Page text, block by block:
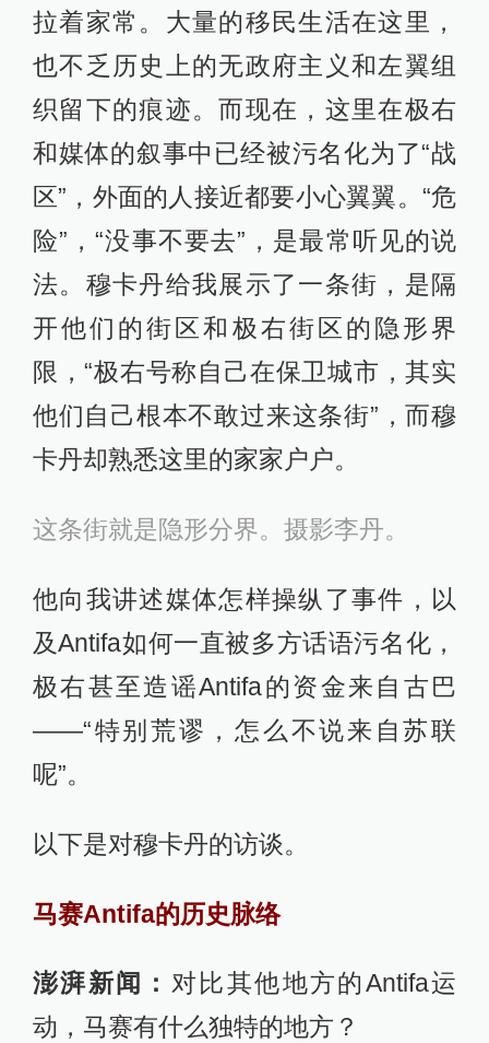
拉着家常。大量的移民生活在这里，
也不乏历史上的无政府主义和左翼组
织留下的痕迹。而现在，这里在极右
和媒体的叙事中已经被污名化为了“战
区”，外面的人接近都要小心翼翼。“危
险”，“没事不要去”，是最常听见的说
法。穆卡丹给我展示了一条街，是隔
开他们的街区和极右街区的隐形界
限，“极右号称自己在保卫城市，其实
他们自己根本不敢过来这条街”，而穆
卡丹却熟悉这里的家家户户。
这条街就是隐形分界。摄影李丹。
他向我讲述媒体怎样操纵了事件，以
及Antifa如何一直被多方话语污名化，
极右甚至造谣Antifa的资金来自古巴
——“特别荒谬，怎么不说来自苏联
呢”。
以下是对穆卡丹的访谈。
马赛Antifa的历史脉络
澎湃新闻： 对比其他地方的Antifa运
动，马赛有什么独特的地方？